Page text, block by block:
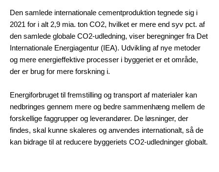
Den samlede internationale cementproduktion tegnede sig i
2021 for i alt 2,9 mia. ton CO2, hvilket er mere end syv pct. af
den samlede globale CO2-udledning, viser beregninger fra Det
Internationale Energiagentur (IEA). Udvikling af nye metoder
og mere energieffektive processer i byggeriet er et område,
der er brug for mere forskning i.
Energiforbruget til fremstilling og transport af materialer kan
nedbringes gennem mere og bedre sammenhæng mellem de
forskellige faggrupper og leverandører. De løsninger, der
findes, skal kunne skaleres og anvendes internationalt, så de
kan bidrage til at reducere byggeriets CO2-udledninger globalt.